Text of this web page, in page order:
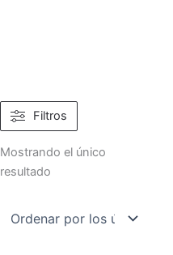
Filtros
Mostrando el único
resultado